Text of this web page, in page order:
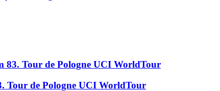
83. Tour de Pologne UCI WorldTour
Tour de Pologne UCI WorldTour